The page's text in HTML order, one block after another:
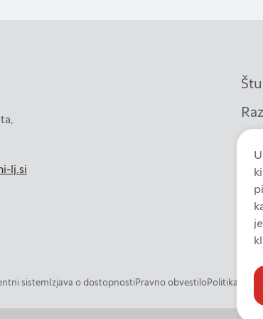
lj.si
sistemIzjava o dostopnostiPravno obvestiloPolitika
interesov, ki ga nato uporabijo za
delu uporabljajo edinstveno prepoznavanje
piškotkov, ne boste deležni našega ciljnega